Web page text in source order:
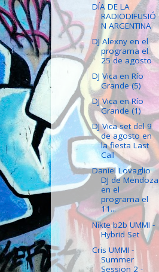
DÍA DE LA
RADIODIFUSIÓ
N ARGENTINA
DJ Alexny en el
programa el
25 de agosto
DJ Vica en Río
Grande (5)
DJ Vica en Río
Grande (1)
DJ Vica set del 9
de agosto en
la fiesta Last
Call
Daniel Lovaglio
DJ de Mendoza
en el
programa el
11...
Nikte b2b UMMI -
Hybrid Set
Cris UMMI -
Summer
Session 2 -